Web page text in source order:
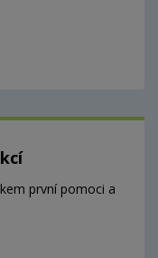
první pomoci a